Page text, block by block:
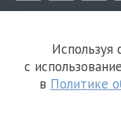
Используя
с
в Политике